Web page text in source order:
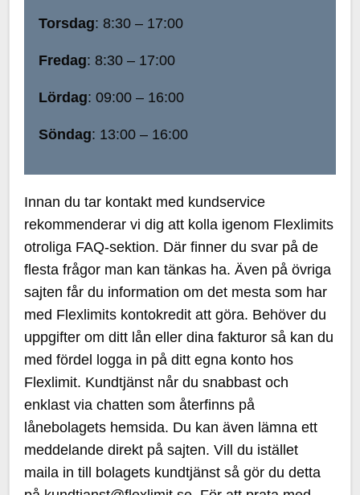
Torsdag: 8:30 – 17:00
Fredag: 8:30 – 17:00
Lördag: 09:00 – 16:00
Söndag: 13:00 – 16:00
Innan du tar kontakt med kundservice
rekommenderar vi dig att kolla igenom Flexlimits
otroliga FAQ-sektion. Där finner du svar på de
flesta frågor man kan tänkas ha. Även på övriga
sajten får du information om det mesta som har
med Flexlimits kontokredit att göra. Behöver du
uppgifter om ditt lån eller dina fakturor så kan du
med fördel logga in på ditt egna konto hos
Flexlimit. Kundtjänst når du snabbast och
enklast via chatten som återfinns på
lånebolagets hemsida. Du kan även lämna ett
meddelande direkt på sajten. Vill du istället
maila in till bolagets kundtjänst så gör du detta